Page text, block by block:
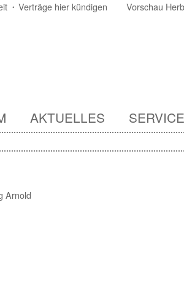
Verträge hier kündigen Vorschau
AKTUELLES SERVICE
Arnold